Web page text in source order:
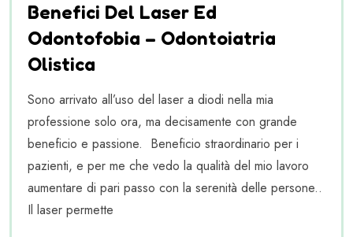
Benefici Del Laser Ed
Odontofobia – Odontoiatria
Olistica
Sono arrivato all’uso del laser a diodi nella mia
professione solo ora, ma decisamente con grande
beneficio e passione. Beneficio straordinario per i
pazienti, e per me che vedo la qualità del mio lavoro
aumentare di pari passo con la serenità delle persone..
Il laser permette